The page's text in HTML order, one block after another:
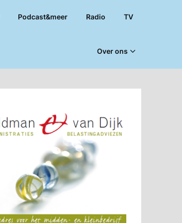
Podcast&meer Radio TV
Over ons